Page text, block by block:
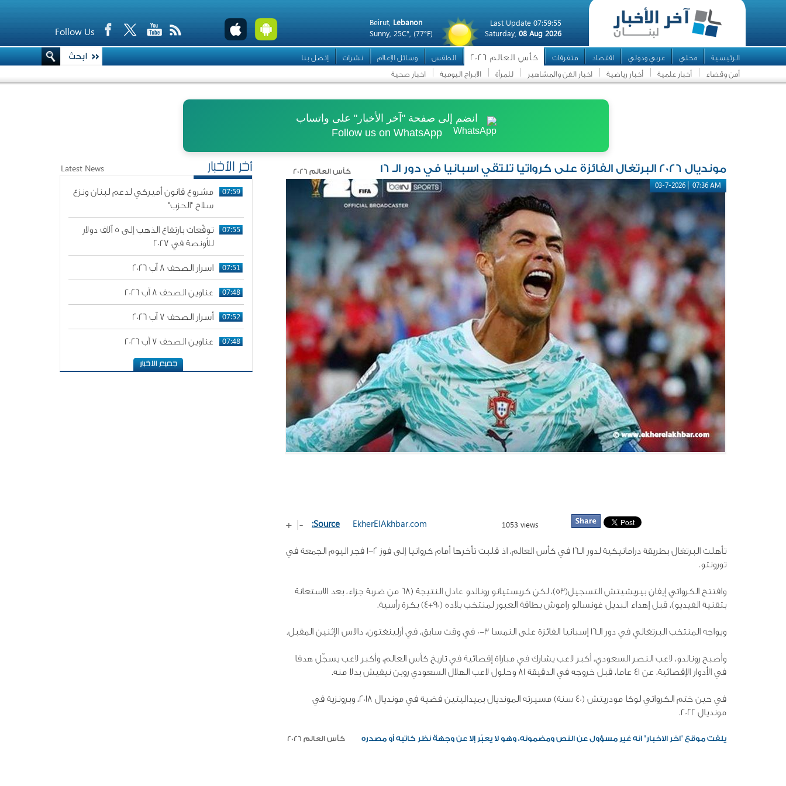
Last Update 07:59:55
Saturday, 08 Aug 2026
Beirut, Lebanon
Sunny, 25C°, (77°F)
Follow Us
الرئيسية محلي عربي ودولي اقتصاد متفرقات كأس العالم 2026 الطقس وسائل الإعلام نشرات
إتصل بنا
أمن وقضاء
أخبار علمية أخبار رياضية اخبار الفن والمشاهير للمرأة الابراج اليومية اخبار صحية
انضم إلى صفحة "آخر الأخبار" على واتساب
Follow us on WhatsApp
مونديال 2026 البرتغال الفائزة على كرواتيا تلتقي اسبانيا في دور الـ 16 كأس العالم 2026
03-7-2026 | 07:36 AM
1053 views
EkherElAkhbar.com
Source:
-
|
+
تأهلت البرتغال بطريقة دراماتيكية لدور الـ16 في كأس العالم، اذ قلبت تأخرها أمام كرواتيا إلى فوز 2-1 فجر اليوم الجمعة في
تورونتو.
وافتتح الكرواتي إيفان بيريشيتش التسجيل(53)، لكن كريستيانو رونالدو عادل النتيجة (68 من ضربة جزاء، بعد الاستعانة
بتقنية الفيديو)، قبل إهداء البديل غونسالو راموش بطاقة العبور لمنتخب بلاده (90+4) بكرة رأسية.
ويواجه المنتخب البرتغالي في دور الـ16 إسبانيا الفائزة على النمسا 3-0 في وقت سابق، في أرلينغتون، دالاس الإثنين المقبل.
وأصبح رونالدو، لاعب النصر السعودي، أكبر لاعب يشارك في مباراة إقصائية في تاريخ كأس العالم، وأكبر لاعب يسجّل هدفا
في الأدوار الإقصائية، عن 41 عاما، قبل خروجه في الدقيقة 81 وحلول لاعب الهلال السعودي روبن نيفيش بدلا منه.
في حين ختم الكرواتي لوكا مودريتش (40 سنة) مسيرته المونديال بميداليتين فضية في مونديال 2018، وبرونزية في
مونديال 2022.
كأس العالم 2026 يلفت موقع "اخر الاخبار" انه غير مسؤول عن النص ومضمونه، وهو لا يعبّر إلا عن وجهة نظر كاتبه أو مصدره
أخر الأخبار Latest News
07:59
مشروع قانون أميركي لدعم لبنان ونزع
سلاح "الحزب"
07:55
توقّعات بارتفاع الذهب إلى 5 آلاف دولار
للأونصة في 2027
07:51 اسرار الصحف 8 آب 2026
07:48 عناوين الصحف 8 آب 2026
07:52 أسرار الصحف 7 آب 2026
07:48 عناوين الصحف 7 آب 2026